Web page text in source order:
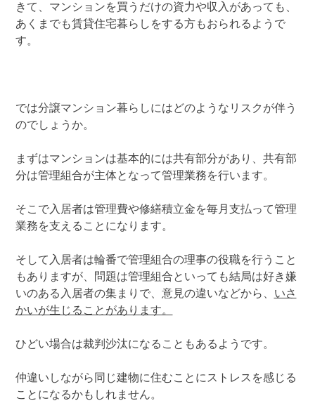
きて、マンションを買うだけの資力や収入があっても、
あくまでも賃貸住宅暮らしをする方もおられるようで
す。
では分譲マンション暮らしにはどのようなリスクが伴う
のでしょうか。
まずはマンションは基本的には共有部分があり、共有部
分は管理組合が主体となって管理業務を行います。
そこで入居者は管理費や修繕積立金を毎月支払って管理
業務を支えることになります。
そして入居者は輪番で管理組合の理事の役職を行うこと
もありますが、問題は管理組合といっても結局は好き嫌
いのある入居者の集まりで、意見の違いなどから、 いさ
かいが生じることがあります。
ひどい場合は裁判沙汰になることもあるようです。
仲違いしながら同じ建物に住むことにストレスを感じる
ことになるかもしれません。